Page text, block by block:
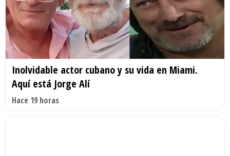
Inolvidable actor cubano y su vida en Miami.
Aquí está Jorge Alí
Hace 19 horas